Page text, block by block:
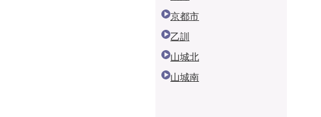
京都市
乙訓
山城北
山城南